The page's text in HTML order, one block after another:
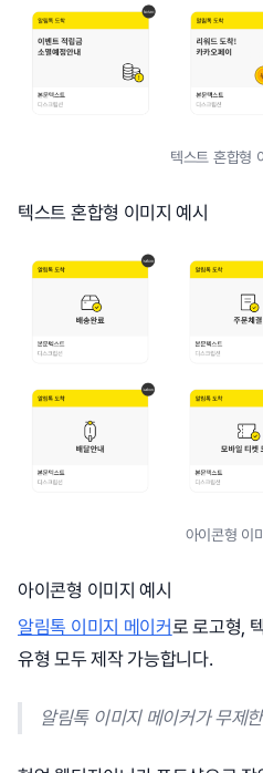
텍스트 혼합형
텍스트 혼합형 이미지 예시
아이콘형 이
아이콘형 이미지 예시
알림톡 이미지 메이커로 로고형,
유형 모두 제작 가능합니다.
알림톡 이미지 메이커가 무제